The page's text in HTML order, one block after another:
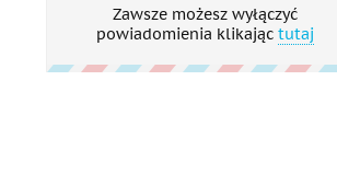
Zawsze możesz wyłączyć
powiadomienia klikając tutaj